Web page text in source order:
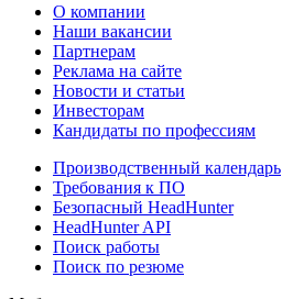
О компании
Наши вакансии
Партнерам
Реклама на сайте
Новости и статьи
Инвесторам
Кандидаты по профессиям
Производственный календарь
Требования к ПО
Безопасный HeadHunter
HeadHunter API
Поиск работы
Поиск по резюме